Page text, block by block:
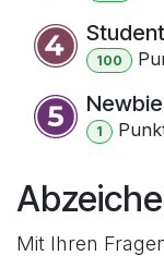
Student
100
Newbie
1
Mit Ihren